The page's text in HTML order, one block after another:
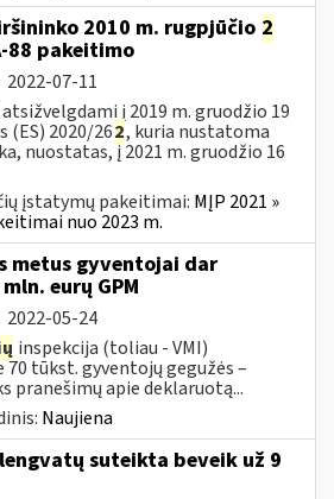
2010 m. rugpjūčio 2
88 pakeitimo
2022-07-11
į 2019 m. gruodžio 19
(ES) 2020/262, kuria nustatoma
nuostatas, į 2021 m. gruodžio 16
įstatymų pakeitimai: MĮP 2021 »
nuo 2023 m.
metus gyventojai dar
eurų GPM
2022-05-24
inspekcija (toliau - VMI)
tūkst. gyventojų gegužės –
pranešimų apie deklaruotą...
Naujiena
suteikta beveik už 9